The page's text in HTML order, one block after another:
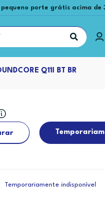
porte grátis acima de
Q11I BT BR
Temporariamente indisponível